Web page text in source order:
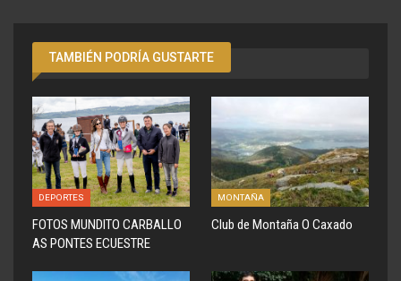
TAMBIÉN PODRÍA GUSTARTE
DEPORTES
FOTOS MUNDITO CARBALLO
AS PONTES ECUESTRE
MONTAÑA
Club de Montaña O Caxado